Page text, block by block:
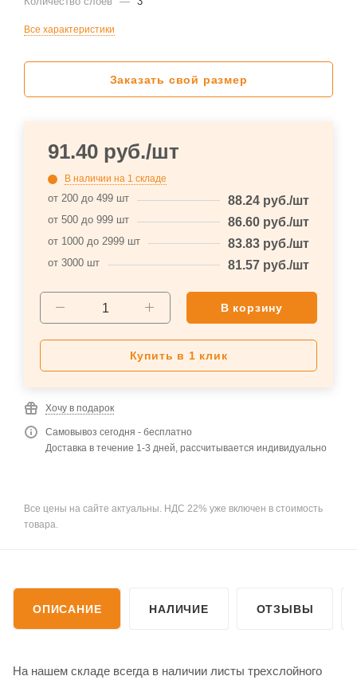
Все характеристики
Заказать свой размер
91.40 руб./шт
В наличии на 1 складе
от 200 до 499 шт 88.24 руб./шт
от 500 до 999 шт 86.60 руб./шт
от 1000 до 2999 шт 83.83 руб./шт
от 3000 шт 81.57 руб./шт
В корзину
Купить в 1 клик
Хочу в подарок
Самовывоз сегодня - бесплатно
Доставка в течение 1-3 дней, рассчитывается индивидуально
Все цены на сайте актуальны. НДС 22% уже включен в стоимость
товара.
ОПИСАНИЕ НАЛИЧИЕ ОТЗЫВЫ
На нашем складе всегда в наличии листы трехслойного